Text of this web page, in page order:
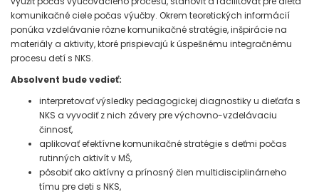
komunikačné ciele počas výučby. Okrem teoretických informácií
ponúka vzdelávanie rôzne komunikačné stratégie, inšpirácie na
materiály a aktivity, ktoré prispievajú k úspešnému integračnému
procesu detí s NKS.
Absolvent bude vedieť:
interpretovať výsledky pedagogickej diagnostiky u dieťaťa s
NKS a vyvodiť z nich závery pre výchovno-vzdelávaciu
činnosť,
aplikovať efektívne komunikačné stratégie s deťmi počas
rutinných aktivít v MŠ,
pôsobiť ako aktívny a prínosný člen multidisciplinárneho
tímu pre deti s NKS,